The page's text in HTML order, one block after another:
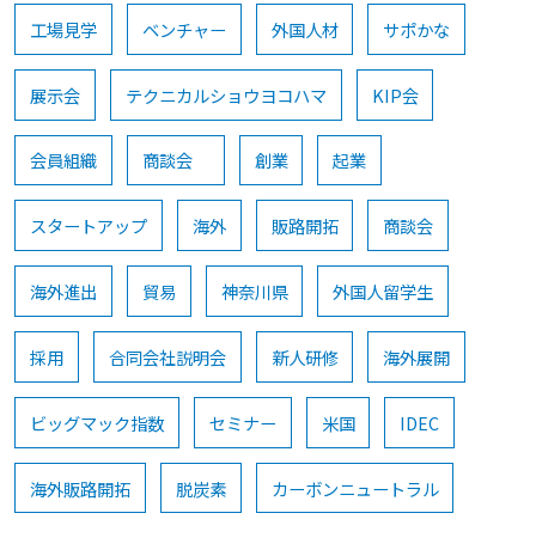
工場見学 ベンチャー 外国人材 サポかな
展示会 テクニカルショウヨコハマ KIP会
会員組織 商談会 創業 起業
スタートアップ 海外 販路開拓 商談会
海外進出 貿易 神奈川県 外国人留学生
採用 合同会社説明会 新人研修 海外展開
ビッグマック指数 セミナー 米国 IDEC
海外販路開拓 脱炭素 カーボンニュートラル